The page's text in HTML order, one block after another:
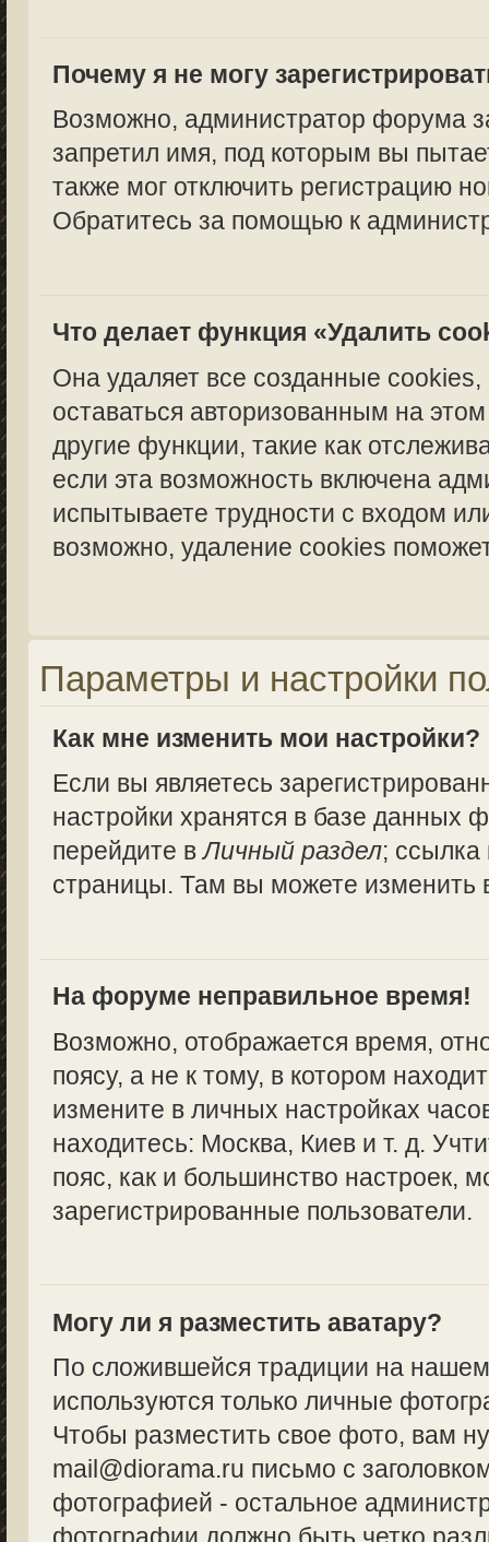
Почему я не могу
Возможно, администратор форума
запретил имя, под которым вы
также мог отключить регистрацию
Обратитесь за помощью к
Что делает функция «Удалить
Она удаляет все созданные
оставаться авторизованным на
другие функции, такие как
если эта возможность включена
испытываете трудности с входом
возможно, удаление cookies
Параметры и настройки
Как мне изменить мои настройки?
Если вы являетесь
настройки хранятся в базе данных
перейдите вЛичный раздел; ссылка
страницы. Там вы можете изменить
На форуме неправильное время!
Возможно, отображается время,
поясу, а не к тому, в котором
измените в личных настройках
находитесь: Москва, Киев и т. д.
пояс, как и большинство настроек,
зарегистрированные пользователи.
Могу ли я разместить аватару?
По сложившейся традиции на
используются только личные
Чтобы разместить свое фото, вам
mail@diorama.ru письмо с
фотографией - остальное
фотографии должно быть четко